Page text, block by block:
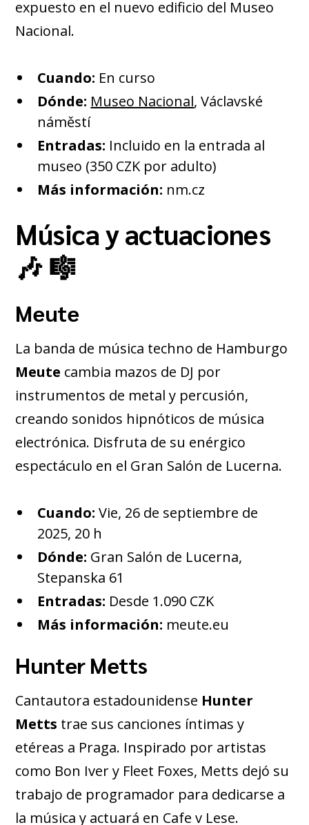
expuesto en el nuevo edificio del Museo
Nacional.
Cuando: En curso
Dónde: Museo Nacional, Václavské
náměstí
Entradas: Incluido en la entrada al
museo (350 CZK por adulto)
Más información: nm.cz
Música y actuaciones
🎶 🎼
Meute
La banda de música techno de Hamburgo
Meute cambia mazos de DJ por
instrumentos de metal y percusión,
creando sonidos hipnóticos de música
electrónica. Disfruta de su enérgico
espectáculo en el Gran Salón de Lucerna.
Cuando: Vie, 26 de septiembre de
2025, 20 h
Dónde: Gran Salón de Lucerna,
Stepanska 61
Entradas: Desde 1.090 CZK
Más información: meute.eu
Hunter Metts
Cantautora estadounidense Hunter
Metts trae sus canciones íntimas y
etéreas a Praga. Inspirado por artistas
como Bon Iver y Fleet Foxes, Metts dejó su
trabajo de programador para dedicarse a
la música y actuará en Cafe v Lese.